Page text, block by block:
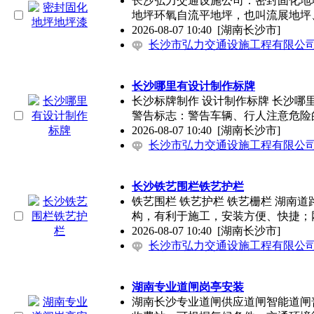
地坪环氧自流平地坪，也叫流展地坪
2026-08-07 10:40 [湖南长沙市]
长沙市弘力交通设施工程有限公
长沙哪里有设计制作标牌
长沙标牌制作 设计制作标牌 长沙哪
警告标志：警告车辆、行人注意危险
2026-08-07 10:40 [湖南长沙市]
长沙市弘力交通设施工程有限公
长沙铁艺围栏铁艺护栏
铁艺围栏 铁艺护栏 铁艺栅栏 湖南
构，有利于施工，安装方便、快捷；
2026-08-07 10:40 [湖南长沙市]
长沙市弘力交通设施工程有限公
湖南专业道闸岗亭安装
湖南长沙专业道闸供应道闸智能道